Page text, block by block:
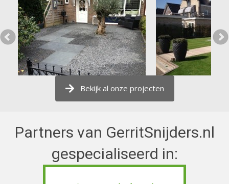
Bekijk al onze projecten
Partners van GerritSnijders.nl
gespecialiseerd in: